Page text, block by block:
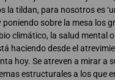
la tildan, para nosotros es
poniendo sobre la mesa los
climático, la salud mental
haciendo desde el
hoy. Se atreven a mirar a
estructurales a los que